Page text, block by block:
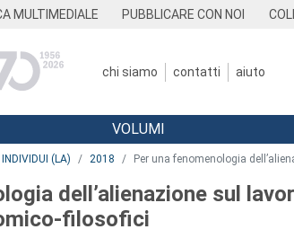
MULTIMEDIALE PUBBLICARE CON NOI
chi siamo contatti aiuto
VOLUMI
(LA) 2018 Per una fenomenologia
dell’alienazione sul
filosofici